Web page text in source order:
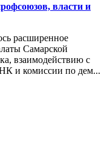
власти и
расширенное
Самарской
взаимодействию с
и комиссии по дем...